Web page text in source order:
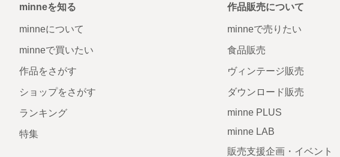
minneを知る
minneについて
minneで買いたい
作品をさがす
ショップをさがす
ランキング
特集
作品販売について
minneで売りたい
食品販売
ヴィンテージ販売
ダウンロード販売
minne PLUS
minne LAB
販売支援企画・イベント